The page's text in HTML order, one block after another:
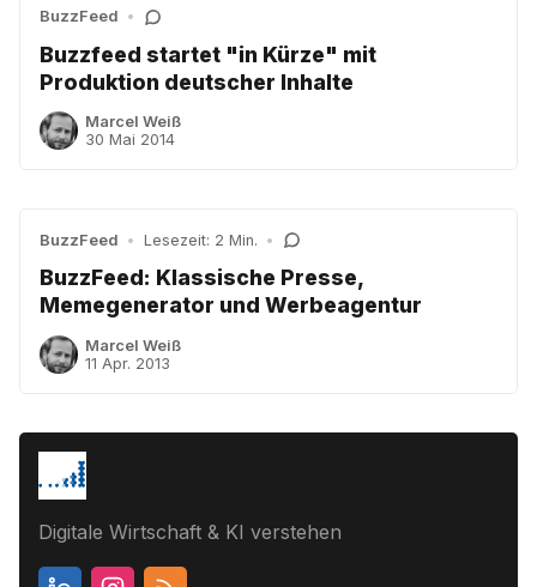
BuzzFeed •
Buzzfeed startet "in Kürze" mit
Produktion deutscher Inhalte
Marcel Weiß
30 Mai 2014
BuzzFeed • Lesezeit: 2 Min. •
BuzzFeed: Klassische Presse,
Memegenerator und Werbeagentur
Marcel Weiß
11 Apr. 2013
Digitale Wirtschaft & KI verstehen